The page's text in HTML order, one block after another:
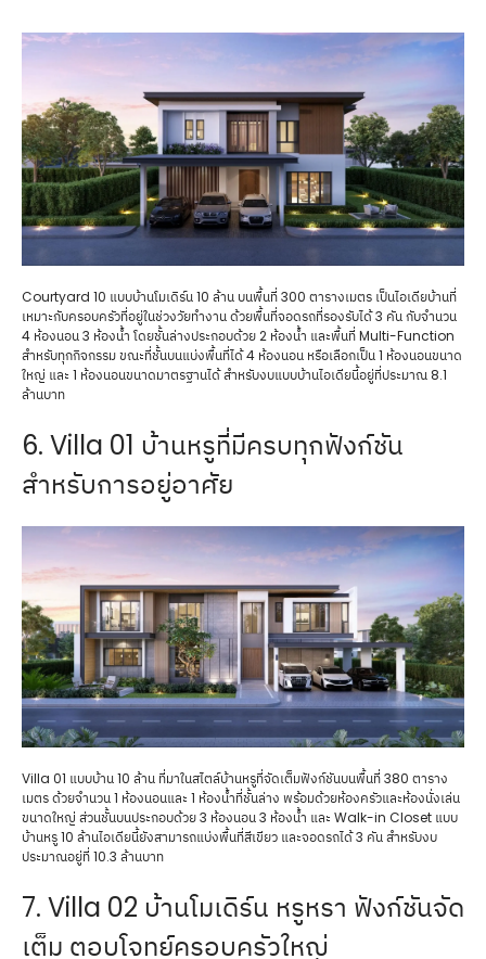
Courtyard 10 แบบบ้านโมเดิร์น 10 ล้าน บนพื้นที่ 300 ตารางเมตร เป็นไอเดียบ้านที่
เหมาะกับครอบครัวที่อยู่ในช่วงวัยทำงาน ด้วยพื้นที่จอดรถที่รองรับได้ 3 คัน กับจำนวน
4 ห้องนอน 3 ห้องน้ำ โดยชั้นล่างประกอบด้วย 2 ห้องน้ำ และพื้นที่ Multi-Function
สำหรับทุกกิจกรรม ขณะที่ชั้นบนแบ่งพื้นที่ได้ 4 ห้องนอน หรือเลือกเป็น 1 ห้องนอนขนาด
ใหญ่ และ 1 ห้องนอนขนาดมาตรฐานได้ สำหรับงบแบบบ้านไอเดียนี้อยู่ที่ประมาณ 8.1
ล้านบาท
6. Villa 01 บ้านหรูที่มีครบทุกฟังก์ชัน
สำหรับการอยู่อาศัย
Villa 01 แบบบ้าน 10 ล้าน ที่มาในสไตล์บ้านหรูที่จัดเต็มฟังก์ชันบนพื้นที่ 380 ตาราง
เมตร ด้วยจำนวน 1 ห้องนอนและ 1 ห้องน้ำที่ชั้นล่าง พร้อมด้วยห้องครัวและห้องนั่งเล่น
ขนาดใหญ่ ส่วนชั้นบนประกอบด้วย 3 ห้องนอน 3 ห้องน้ำ และ Walk-in Closet แบบ
บ้านหรู 10 ล้านไอเดียนี้ยังสามารถแบ่งพื้นที่สีเขียว และจอดรถได้ 3 คัน สำหรับงบ
ประมาณอยู่ที่ 10.3 ล้านบาท
7. Villa 02 บ้านโมเดิร์น หรูหรา ฟังก์ชันจัด
เต็ม ตอบโจทย์ครอบครัวใหญ่